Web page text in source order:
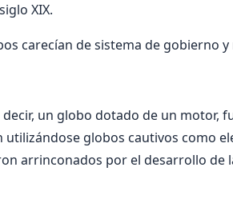
XIX.
carecían de sistema de gobierno
un globo dotado de un motor,
globos cautivos como
arrinconados por el desarrollo de